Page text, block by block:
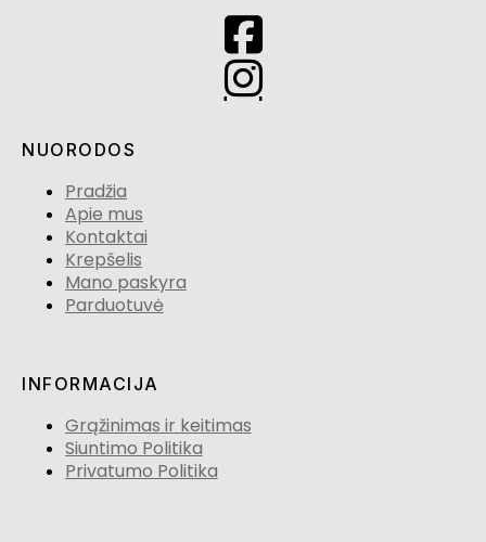
NUORODOS
Pradžia
Apie mus
Kontaktai
Krepšelis
Mano paskyra
Parduotuvė
INFORMACIJA
Grąžinimas ir keitimas
Siuntimo Politika
Privatumo Politika